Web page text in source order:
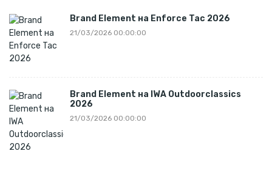
Brand Element на Enforce Tac 2026
21/03/2026 00:00:00
Brand Element на IWA Outdoorclassics
2026
21/03/2026 00:00:00